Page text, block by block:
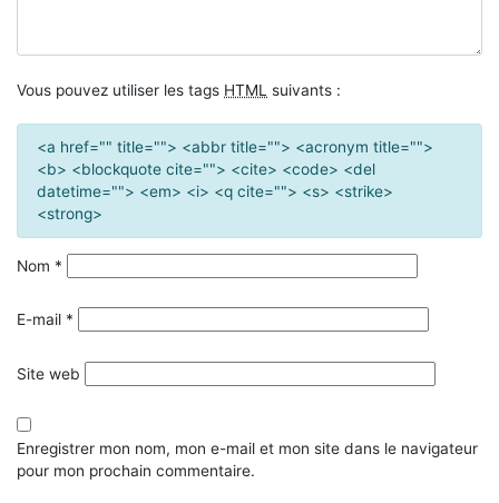
Vous pouvez utiliser les tags HTML suivants :
<a href="" title=""> <abbr title=""> <acronym title="">
<b> <blockquote cite=""> <cite> <code> <del
datetime=""> <em> <i> <q cite=""> <s> <strike>
<strong>
Nom *
E-mail *
Site web
Enregistrer mon nom, mon e-mail et mon site dans le navigateur
pour mon prochain commentaire.